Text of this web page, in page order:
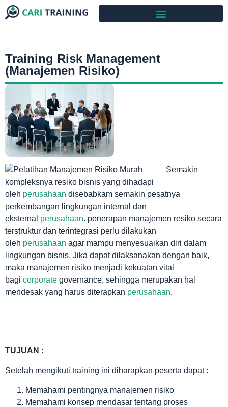
Training Risk Management
(Manajemen Risiko)
Semakin
kompleksnya resiko bisnis yang dihadapi
oleh perusahaan disebabkam semakin pesatnya
perkembangan lingkungan internal dan
eksternal perusahaan. penerapan manajemen resiko secara
terstruktur dan terintegrasi perlu dilakukan
oleh perusahaan agar mampu menyesuaikan diri dalam
lingkungan bisnis. Jika dapat dilaksanakan dengan baik,
maka manajemen risiko menjadi kekuatan vital
bagi corporate governance, sehingga merupakan hal
mendesak yang harus diterapkan perusahaan.
TUJUAN :
Setelah mengikuti training ini diharapkan peserta dapat :
Memahami pentingnya manajemen risiko
Memahami konsep mendasar tentang proses